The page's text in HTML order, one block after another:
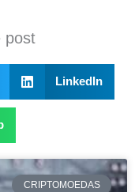
post
LinkedIn
CRIPTOMOEDAS